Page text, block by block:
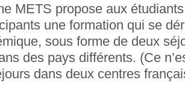
METS propose aux
une formation qui se
sous forme de deux
des pays différents. (Ce
dans deux centres